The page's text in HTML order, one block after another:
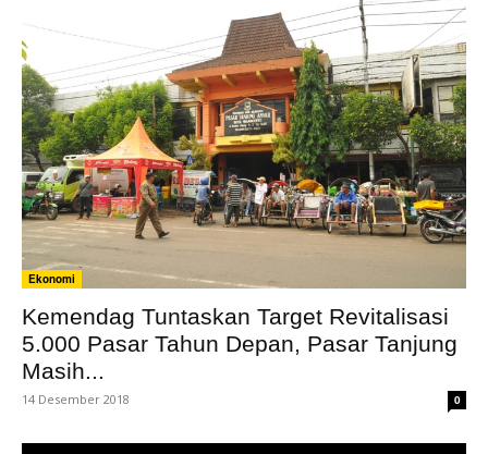
Ekonomi
Kemendag Tuntaskan Target Revitalisasi
5.000 Pasar Tahun Depan, Pasar Tanjung
Masih...
14 Desember 2018 0